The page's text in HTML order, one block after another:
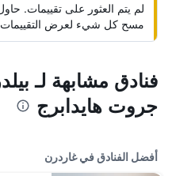
لم يتم العثور على تقييمات.
مسح كل شيء لعرض
فنادق مشابهة لـ
جروت هايدابرج
أفضل الفنادق في غاردرن